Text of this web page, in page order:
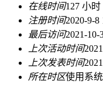
在线时间127 小时
注册时间2020-9-8
最后访问2021-10-
上次活动时间
上次发表时间
所在时区使用系